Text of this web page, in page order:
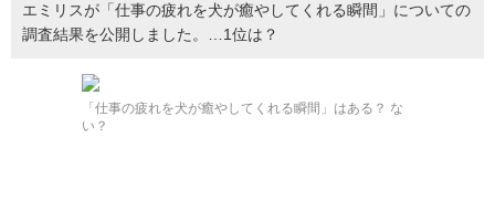
エミリスが「仕事の疲れを犬が癒やしてくれる瞬間」についての
調査結果を公開しました。…1位は？
「仕事の疲れを犬が癒やしてくれる瞬間」はある？ な
い？